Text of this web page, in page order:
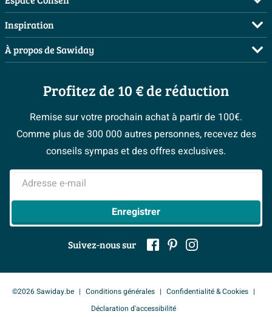
Commander
Payer
Livraison / retrait
Garantie & réclamations
Politique d’avis
> Service client
Visite sur rendez-vous
Demandez votre devis
Planificateur 3D
Les bons tuyaux
Espace bricolage
> Espace Conseil
Inspiration
Salles de bains complètes
Inspiration toilettes
Moodboards
Magazine
#Mysawiday
> Inspiration salle de bains
À propos de Sawiday
Qui est Sawiday ?
Postes vacants
Espace Pro
BeCommerce
> Tout sur nos showrooms
Profitez de 10 € de réduction
Remise sur votre prochain achat à partir de 100€.
Comme plus de 300 000 autres personnes, recevez des
conseils sympas et des offres exclusives.
Adresse e-mail
Enregistrer
Suivez-nous sur
©2026 Sawiday.be Conditions générales
Confidentialité & Cookies
Déclaration d'accessibilité